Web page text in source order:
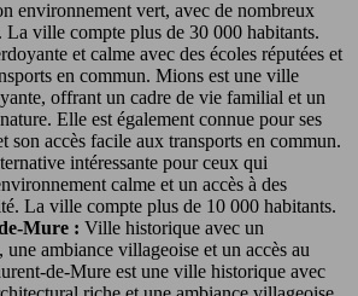
environnement vert, avec de nombreux
La ville compte plus de 30 000 habitants.
et calme avec des écoles réputées et
en commun. Mions est une ville
offrant un cadre de vie familial et un
Elle est également connue pour ses
son accès facile aux transports en commun.
intéressante pour ceux qui
calme et un accès à des
La ville compte plus de 10 000 habitants.
Mure : Ville historique avec un
ambiance villageoise et un accès au
de-Mure est une ville historique avec